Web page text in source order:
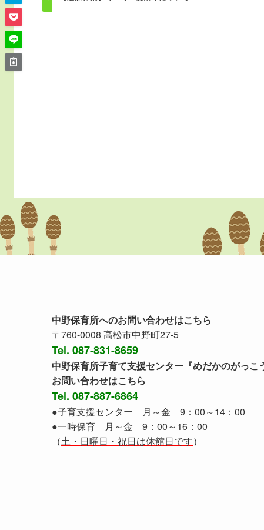
中野保育所へのお問い合わせはこちら
〒760-0008 高松市中野町27-5
Tel. 087-831-8659
中野保育所子育て支援センター『めだかのがっこ
お問い合わせはこちら
Tel. 087-887-6864
●子育支援センター 月～金 9：00～14：00
●一時保育 月～金 9：00～16：00
（土・日曜日・祝日は休館日です）